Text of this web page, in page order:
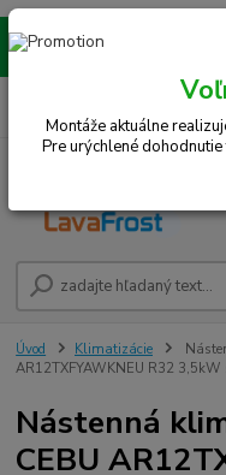
Montáže realizujeme na
(Po-Pia, 8-15 hod.)
Úvod Klimatizácie
AR12TXFYAWKNEU R32 3,5kW
Nástenná
CEBU
Montáže aktuálne
Pre urýchlené